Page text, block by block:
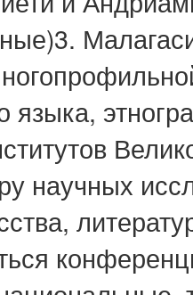
языка,
научных